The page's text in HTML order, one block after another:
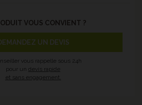
VOUS CONVIENT ?
UN DEVIS
vous rappelle sous 24h
pour un devis rapide
et sans engagement.